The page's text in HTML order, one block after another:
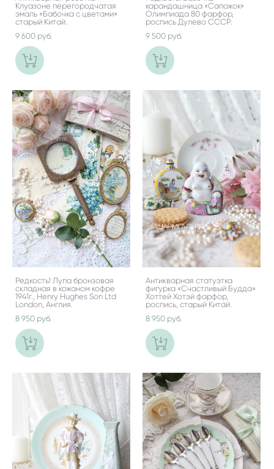
Клуазоне перегородчатая
эмаль «Бабочка с цветами»
старый Китай.
9 600 pуб.
карандашница «Сапожок»
Олимпиада 80 фарфор,
роспись Дулево СССР.
9 500 pуб.
Редкость! Лупа бронзовая
складная в кожаном кофре
1941г., Henry Hughes Son Ltd
London, Англия.
8 950 pуб.
Антикварная статуэтка
фигурка «Счастливый Будда»
Хоттей Хотэй фарфор,
роспись, старый Китай.
8 950 pуб.